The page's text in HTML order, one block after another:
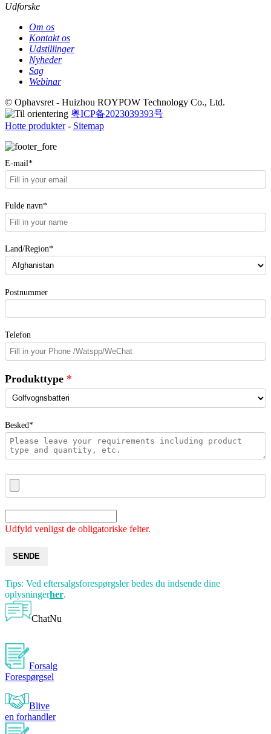
Udforske
Om os
Kontakt os
Udstillinger
Nyheder
Sag
Webinar
© Ophavsret - Huizhou ROYPOW Technology Co., Ltd.
粤ICP备2023039393号
Hotte produkter- Sitemap
E-mail*
Fulde navn*
Land/Region*
Postnummer
Telefon
Produkttype
Besked*
Udfyld venligst de obligatoriske felter.
SENDE
Tips: Ved eftersalgsforespørgsler bedes du indsende dine
oplysningerher.
ChatNu
Forsalg
Forespørgsel
Blive
en forhandler